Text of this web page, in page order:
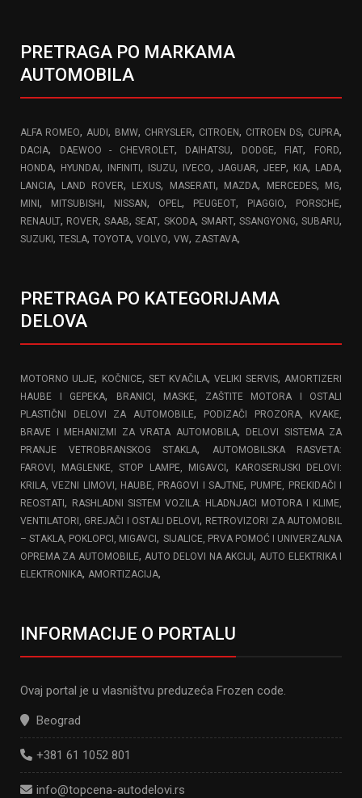
PRETRAGA PO MARKAMA
AUTOMOBILA
ALFA ROMEO, AUDI, BMW, CHRYSLER, CITROEN, CITROEN DS, CUPRA,
DACIA, DAEWOO - CHEVROLET, DAIHATSU, DODGE, FIAT, FORD,
HONDA, HYUNDAI, INFINITI, ISUZU, IVECO, JAGUAR, JEEP, KIA, LADA,
LANCIA, LAND ROVER, LEXUS, MASERATI, MAZDA, MERCEDES, MG,
MINI, MITSUBISHI, NISSAN, OPEL , PEUGEOT, PIAGGIO, PORSCHE,
RENAULT, ROVER,SAAB,SEAT, SKODA, SMART, SSANGYONG,SUBARU,
SUZUKI, TESLA, TOYOTA, VOLVO, VW, ZASTAVA,
PRETRAGA PO KATEGORIJAMA
DELOVA
MOTORNO ULJE, KOČNICE, SET KVAČILA,VELIKI SERVIS,AMORTIZERI
HAUBE I GEPEKA,
BRANICI, MASKE, ZAŠTITE MOTORA I OSTALI
PLASTIČNI DELOVI ZA AUTOMOBILE,
PODIZAČI PROZORA, KVAKE,
BRAVE I MEHANIZMI ZA VRATA AUTOMOBILA,
DELOVI SISTEMA ZA
PRANJE VETROBRANSKOG STAKLA,
AUTOMOBILSKA RASVETA:
FAROVI, MAGLENKE, STOP LAMPE, MIGAVCI,
KAROSERIJSKI DELOVI:
KRILA, VEZNI LIMOVI, HAUBE, PRAGOVI I SAJTNE, PUMPE, PREKIDAČI I
REOSTATI, RASHLADNI SISTEM VOZILA: HLADNJACI MOTORA I KLIME,
VENTILATORI, GREJAČI I OSTALI DELOVI, RETROVIZORI ZA AUTOMOBIL
– STAKLA, POKLOPCI, MIGAVCI, SIJALICE, PRVA POMOĆ I UNIVERZALNA
OPREMA ZA AUTOMOBILE,AUTO DELOVI NA AKCIJI,AUTO ELEKTRIKA I
ELEKTRONIKA, AMORTIZACIJA,
INFORMACIJE O PORTALU
Ovaj portal je u vlasništvu preduzeća Frozen code.
Beograd
+381 61 1052 801
info@topcena-autodelovi.rs